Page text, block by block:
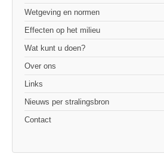
Wetgeving en normen
Effecten op het milieu
Wat kunt u doen?
Over ons
Links
Nieuws per stralingsbron
Contact